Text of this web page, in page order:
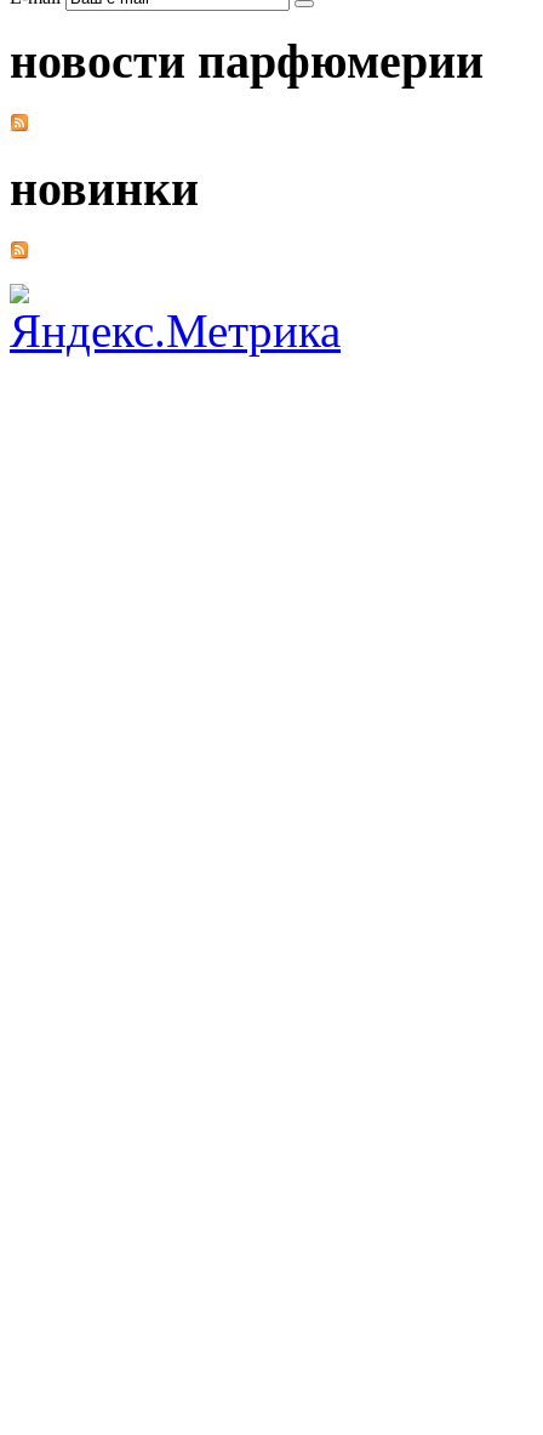
новости парфюмерии
новинки